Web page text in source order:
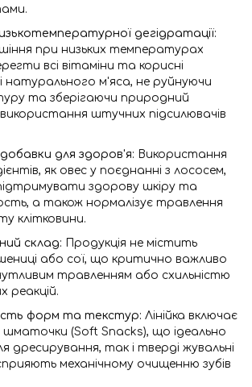
дегідратації:
при низьких температурах
всі вітаміни та корисні
натурального м'яса, не руйнуючи
та зберігаючи природний
штучних підсилювачів
для здоров'я: Використання
як овес у поєднанні з лососем,
здорову шкіру та
а також нормалізує травлення
клітковини.
склад: Продукція не містить
або сої, що критично важливо
травленням або схильністю
реакцій.
форм та текстур: Лінійка включає
шматочки (Soft Snacks), що ідеально
дресирування, так і тверді жувальні
механічному очищенню зубів